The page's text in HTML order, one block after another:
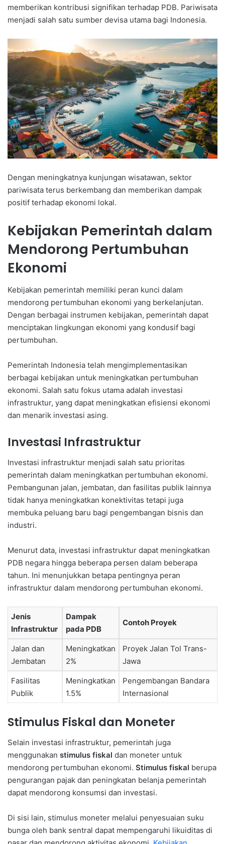
memberikan kontribusi signifikan terhadap PDB. Pariwisata
menjadi salah satu sumber devisa utama bagi Indonesia.
Dengan meningkatnya kunjungan wisatawan, sektor
pariwisata terus berkembang dan memberikan dampak
positif terhadap ekonomi lokal.
Kebijakan Pemerintah dalam
Mendorong Pertumbuhan
Ekonomi
Kebijakan pemerintah memiliki peran kunci dalam
mendorong pertumbuhan ekonomi yang berkelanjutan.
Dengan berbagai instrumen kebijakan, pemerintah dapat
menciptakan lingkungan ekonomi yang kondusif bagi
pertumbuhan.
Pemerintah Indonesia telah mengimplementasikan
berbagai kebijakan untuk meningkatkan pertumbuhan
ekonomi. Salah satu fokus utama adalah investasi
infrastruktur, yang dapat meningkatkan efisiensi ekonomi
dan menarik investasi asing.
Investasi Infrastruktur
Investasi infrastruktur menjadi salah satu prioritas
pemerintah dalam meningkatkan pertumbuhan ekonomi.
Pembangunan jalan, jembatan, dan fasilitas publik lainnya
tidak hanya meningkatkan konektivitas tetapi juga
membuka peluang baru bagi pengembangan bisnis dan
industri.
Menurut data, investasi infrastruktur dapat meningkatkan
PDB negara hingga beberapa persen dalam beberapa
tahun. Ini menunjukkan betapa pentingnya peran
infrastruktur dalam mendorong pertumbuhan ekonomi.
Jenis
Infrastruktur
Dampak
pada PDB
Contoh Proyek
Jalan dan
Jembatan
Meningkatkan
2%
Proyek Jalan Tol Trans-
Jawa
Fasilitas
Publik
Meningkatkan
1.5%
Pengembangan Bandara
Internasional
Stimulus Fiskal dan Moneter
Selain investasi infrastruktur, pemerintah juga
menggunakan stimulus fiskal dan moneter untuk
mendorong pertumbuhan ekonomi. Stimulus fiskal berupa
pengurangan pajak dan peningkatan belanja pemerintah
dapat mendorong konsumsi dan investasi.
Di sisi lain, stimulus moneter melalui penyesuaian suku
bunga oleh bank sentral dapat mempengaruhi likuiditas di